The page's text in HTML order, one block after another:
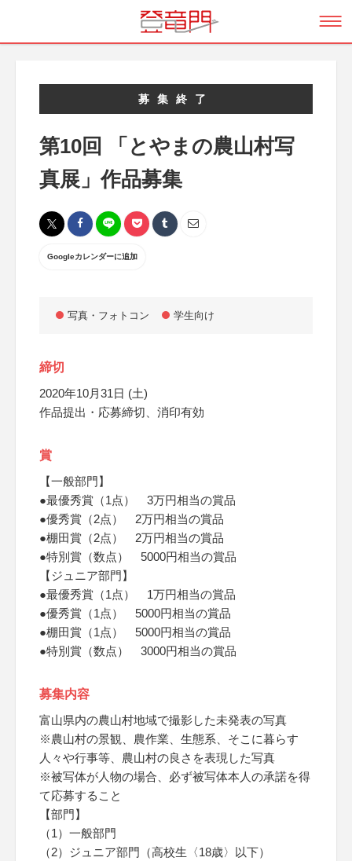
募集終了
第10回 「とやまの農山村写
真展」作品募集
Googleカレンダーに追加
写真・フォトコン 学生向け
締切
2020年10月31日 (土)
作品提出・応募締切、消印有効
賞
【一般部門】
●最優秀賞（1点） 3万円相当の賞品
●優秀賞（2点） 2万円相当の賞品
●棚田賞（2点） 2万円相当の賞品
●特別賞（数点） 5000円相当の賞品
【ジュニア部門】
●最優秀賞（1点） 1万円相当の賞品
●優秀賞（1点） 5000円相当の賞品
●棚田賞（1点） 5000円相当の賞品
●特別賞（数点） 3000円相当の賞品
募集内容
富山県内の農山村地域で撮影した未発表の写真
※農山村の景観、農作業、生態系、そこに暮らす
人々や行事等、農山村の良さを表現した写真
※被写体が人物の場合、必ず被写体本人の承諾を得
て応募すること
【部門】
（1）一般部門
（2）ジュニア部門（高校生〈18歳〉以下）